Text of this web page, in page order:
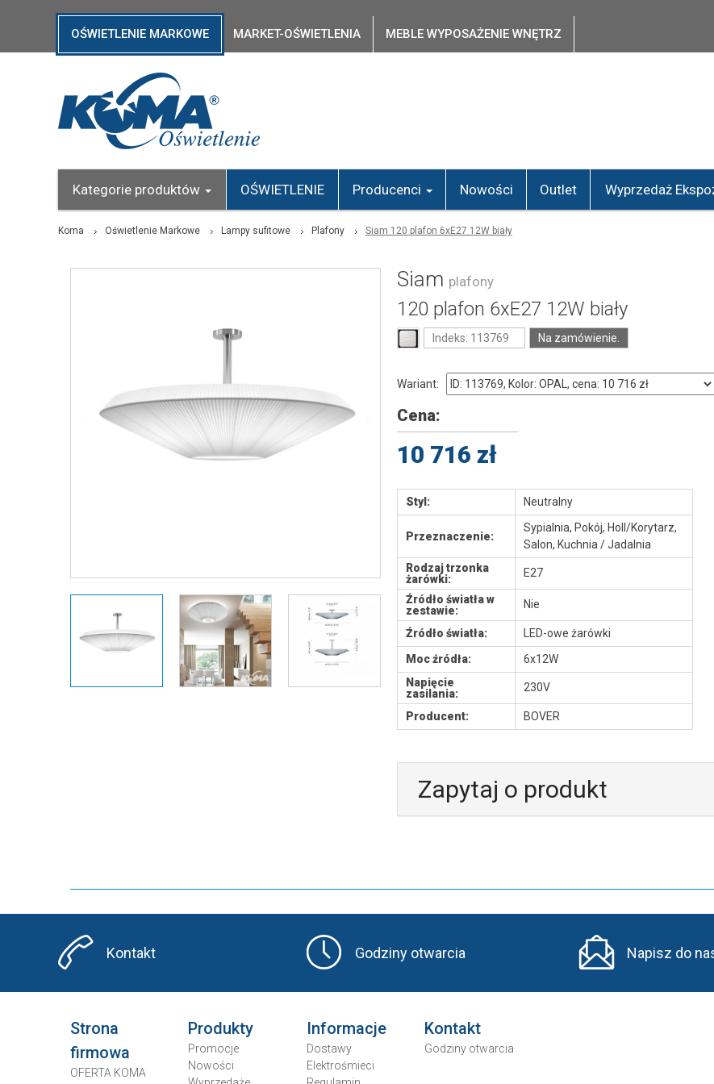
OŚWIETLENIE MARKOWE MARKET-OŚWIETLENIA MEBLE WYPOSAŻENIE WNĘTRZ
Kategorie produktów OŚWIETLENIE Producenci Nowości Outlet Wyprzedaż
Koma Oświetlenie Markowe Lampy sufitowe Plafony Siam 120 plafon 6xE27 12W biały
Siam plafony
120 plafon 6xE27 12W biały
Indeks: 113769 Na zamówienie.
Wariant:
Cena:
10 716 zł
Styl: Neutralny
Przeznaczenie:
Sypialnia, Pokój, Holl/Korytarz,
Salon, Kuchnia / Jadalnia
Rodzaj trzonka
żarówki:
E27
Źródło światła w
zestawie:
Nie
Źródło światła:
LED-owe żarówki
Moc źródła:
6x12W
Napięcie
zasilania:
230V
Producent: BOVER
Zapytaj o produkt
Kontakt Godziny otwarcia Napisz do
Strona
firmowa
OFERTA KOMA
Produkty
Promocje
Nowości
Informacje
Dostawy
Elektrośmieci
Kontakt
Godziny otwarcia